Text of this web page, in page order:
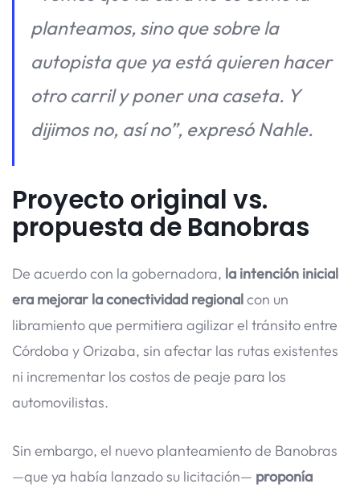
planteamos, sino que sobre la
autopista que ya está quieren hacer
otro carril y poner una caseta. Y
dijimos no, así no”, expresó Nahle.
Proyecto original vs.
propuesta de Banobras
De acuerdo con la gobernadora, la intención inicial
era mejorar la conectividad regionalcon un
libramiento que permitiera agilizar el tránsito entre
Córdoba y Orizaba, sin afectar las rutas existentes
ni incrementar los costos de peaje para los
automovilistas.
Sin embargo, el nuevo planteamiento de Banobras
—que ya había lanzado su licitación— proponía